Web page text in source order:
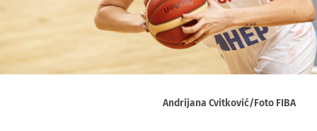
Andrijana Cvitković/Foto FIBA